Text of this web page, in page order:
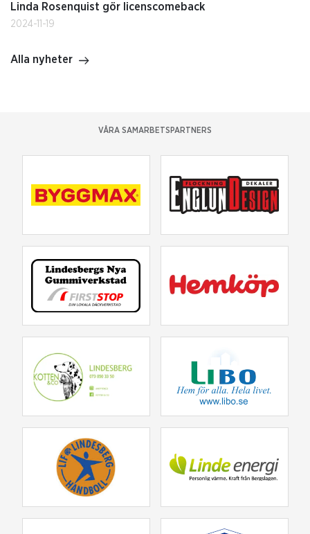
Linda Rosenquist gör licenscomeback
2024-11-19
Alla nyheter
VÅRA SAMARBETSPARTNERS